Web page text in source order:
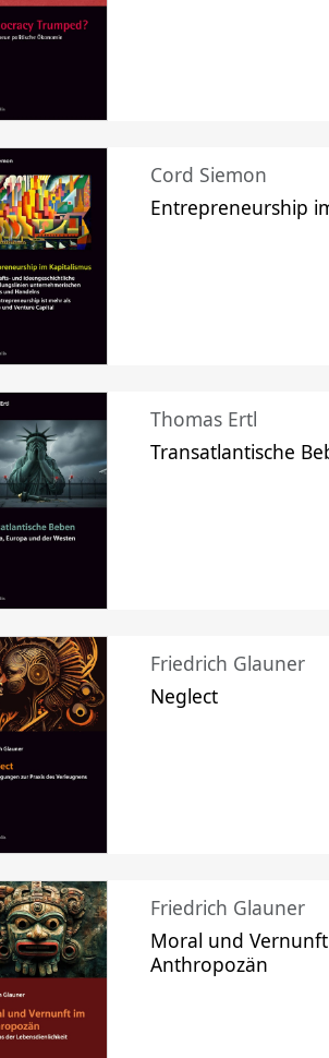
Cord Siemon
Entrepreneurship
Thomas Ertl
Transatlantische
Friedrich Glauner
Neglect
Friedrich Glauner
Moral und
Anthropozän